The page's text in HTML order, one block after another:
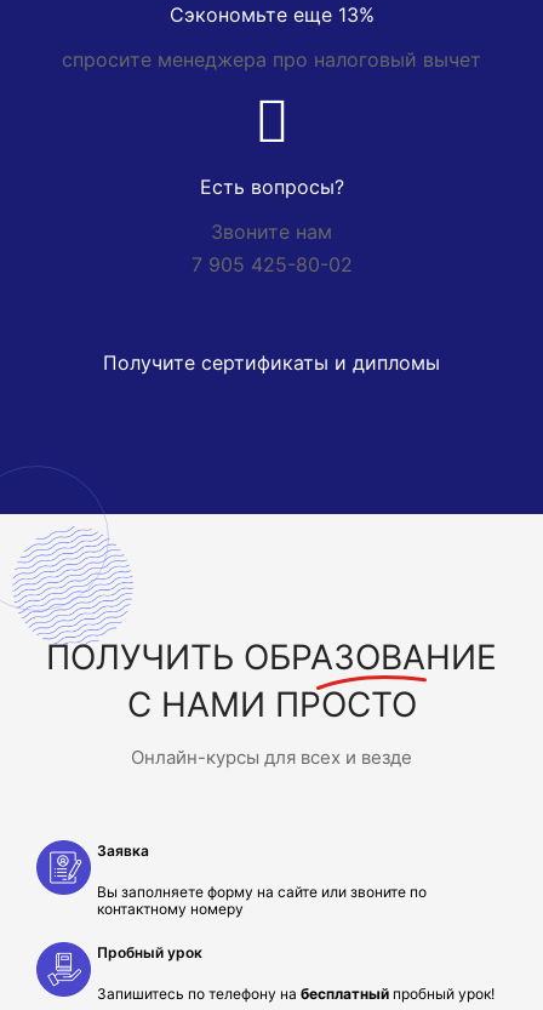
Сэкономьте еще 13%
спросите менеджера про налоговый вычет
Есть вопросы?
Звоните нам
7 905 425-80-02
Получите сертификаты и дипломы
ПОЛУЧИТЬ ОБРАЗОВАНИЕ
С НАМИ ПРОСТО
Онлайн-курсы для всех и везде
Заявка
Вы заполняете форму на сайте или звоните по
контактному номеру
Пробный урок
Запишитесь по телефону на бесплатный пробный урок!